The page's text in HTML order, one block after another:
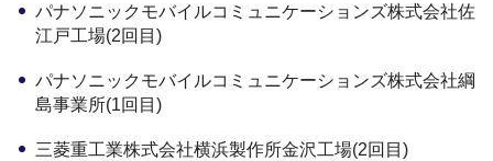
パナソニックモバイルコミュニケーションズ株式会社佐
江戸工場(2回目)
パナソニックモバイルコミュニケーションズ株式会社綱
島事業所(1回目)
三菱重工業株式会社横浜製作所金沢工場(2回目)